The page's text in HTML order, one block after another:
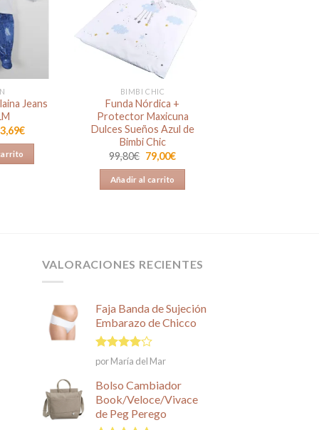
Jeans
€El
Añadir
lista de
deseos
BIMBI CHIC
Funda Nórdica +
Protector Maxicuna
Dulces Sueños Azul de
Bimbi Chic
99,80€ El
precio
original
era:
79,00€El
Añadir al carrito
VALORACIONES RECIENTES
Faja Banda de Sujeción
Embarazo de Chicco
Valorado
en
5
por María del Mar
Bolso Cambiador
Book/Veloce/Vivace
de Peg Perego